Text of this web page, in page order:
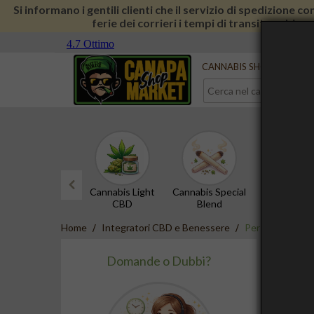
Si informano i gentili clienti che il servizio di spedizione
ferie dei corrieri i tempi di transito
Serve aiuto?
CANNABIS SHOP
Cannabis Light
CBD
Cannabis Special
Blend
Home Integratori CBD e Benessere Per Dormire
Domande o Dubbi?
CBN